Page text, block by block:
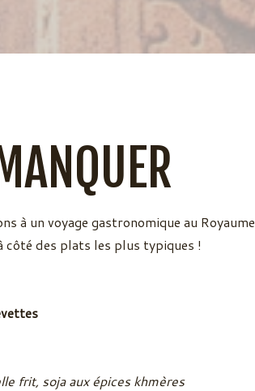
à un voyage gastronomique au Royaume
côté des plats les plus typiques !
frit, soja aux épices khmères